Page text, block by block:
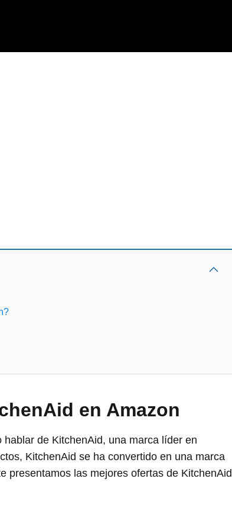
en Amazon
de KitchenAid, una marca líder en
KitchenAid se ha convertido en una marca
presentamos las mejores ofertas de KitchenAid